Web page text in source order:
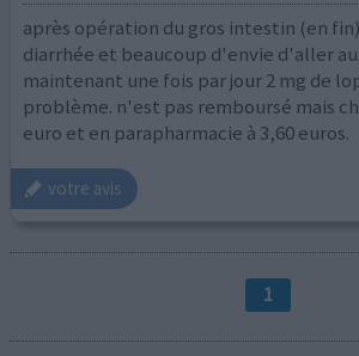
après opération du gros intestin (en
diarrhée et beaucoup d'envie d'aller
maintenant une fois par jour 2 mg de
problème. n'est pas remboursé mais
euro et en parapharmacie à 3,60 euros.
votre avis
1